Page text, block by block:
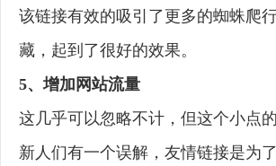
该链接有效的吸引了更多的蜘蛛爬
藏，起到了很好的效果。
5、增加网站流量
这几乎可以忽略不计，但这个小点
新人们有一个误解，友情链接是为